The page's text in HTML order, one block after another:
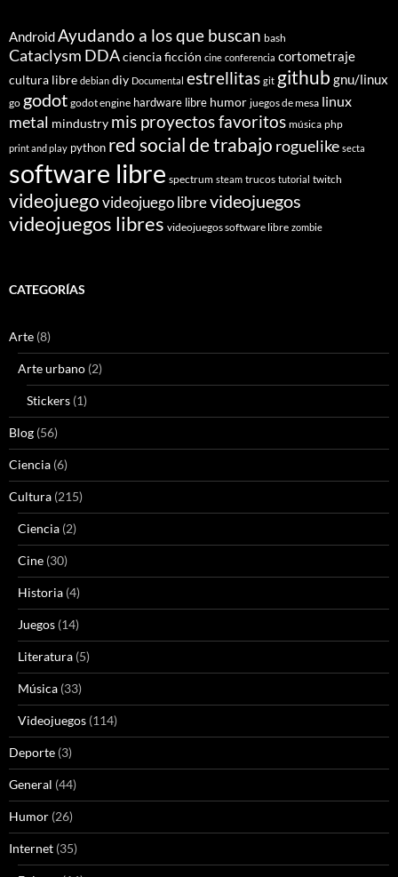
AndroidAyudando a los que buscan bash
Cataclysm DDAciencia ficción cine conferencia cortometraje
cultura libre debian diy Documental estrellitas git github gnu/linux
go godot godot engine hardware libre humor juegos de mesa linux
metal mindustry mis proyectos favoritos música php
print and play python red social de trabajo roguelike secta
software libre spectrum steam trucos tutorial twitch
videojuegovideojuego librevideojuegos
videojuegos libres videojuegos software libre zombie
CATEGORÍAS
Arte (8)
Arte urbano (2)
Stickers (1)
Blog (56)
Ciencia (6)
Cultura (215)
Ciencia (2)
Cine (30)
Historia (4)
Juegos (14)
Literatura (5)
Música (33)
Videojuegos (114)
Deporte (3)
General (44)
Humor (26)
Internet (35)